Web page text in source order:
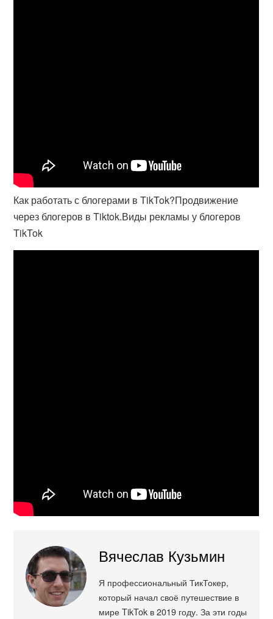
Как работать с блогерами в TikTok?Продвижение
через блогеров в Tiktok.Виды рекламы у блогеров
TikTok
Вячеслав Кузьмин
Я профессиональный ТикТокер,
который начал своё путешествие в
мире TikTok в 2019 году. За эти годы